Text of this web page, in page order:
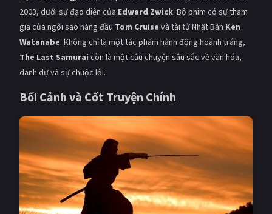
Kinh dị Tội phạm - Hình sự
Phiêu lưu Hài hước
Viễn tưởng Khoa học - Tài liệu
Gia đình
Bí ẩn Lịch sử
Viễn Tây Tiểu sử
GameShow DramaTV
2003, dưới sự đạo diễn của Edward Zwick. Bộ phim có sự tham
gia của ngôi sao hàng đầu Tom Cruise và tài tử Nhật Bản Ken
Watanabe. Không chỉ là một tác phẩm hành động hoành tráng,
The Last Samurai còn là một câu chuyện sâu sắc về văn hóa,
danh dự và sự chuộc lỗi.
Bối Cảnh và Cốt Truyện Chính